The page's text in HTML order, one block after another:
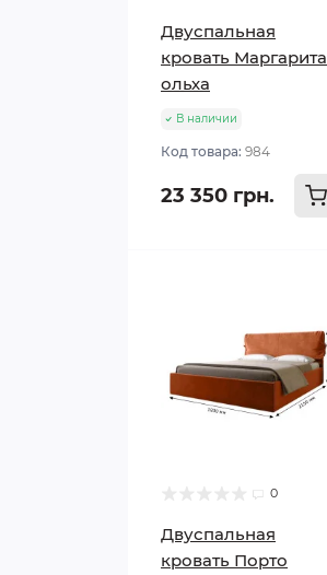
Двуспальная
кровать Маргарита
ольха
В наличии
Код товара: 984
23 350 грн.
0
Двуспальная
кровать Порто